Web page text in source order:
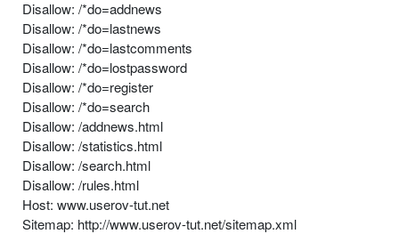
Disallow: /*do=addnews
Disallow: /*do=lastnews
Disallow: /*do=lastcomments
Disallow: /*do=lostpassword
Disallow: /*do=register
Disallow: /*do=search
Disallow: /addnews.html
Disallow: /statistics.html
Disallow: /search.html
Disallow: /rules.html
Host: www.userov-tut.net
Sitemap: http://www.userov-tut.net/sitemap.xml